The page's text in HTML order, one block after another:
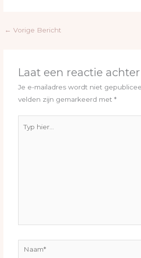
← Vorige Bericht
Laat een reactie achter
Je e-mailadres wordt niet
velden zijn gemarkeerd met *
hier...